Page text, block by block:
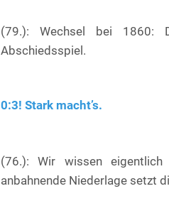
(79.): Wechsel bei 1860:
Abschiedsspiel.
0:3! Stark macht’s.
(76.): Wir wissen
anbahnende Niederlage setzt